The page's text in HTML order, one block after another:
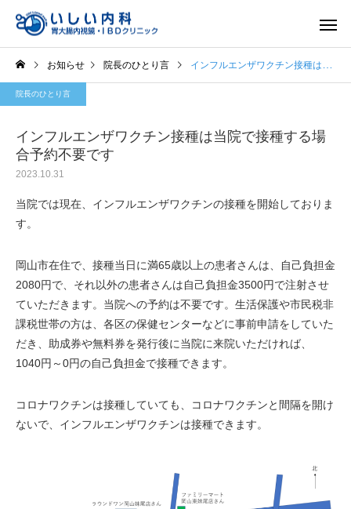
お知らせ 院長のひとり言 インフルエンザワクチン接種は当院で接種する場合予約不要です
院長のひとり言
インフルエンザワクチン接種は当院で接種する場
合予約不要です
2023.10.31
当院では現在、インフルエンザワクチンの接種を開始しておりま
す。
岡山市在住で、接種当日に満65歳以上の患者さんは、自己負担金
2080円で、それ以外の患者さんは自己負担金3500円で注射させ
ていただきます。当院への予約は不要です。生活保護や市民税非
課税世帯の方は、各区の保健センターなどに事前申請をしていた
だき、助成券や無料券を発行後に当院に来院いただければ、
1040円～0円の自己負担金で接種できます。
コロナワクチンは接種していても、コロナワクチンと間隔を開け
ないで、インフルエンザワクチンは接種できます。